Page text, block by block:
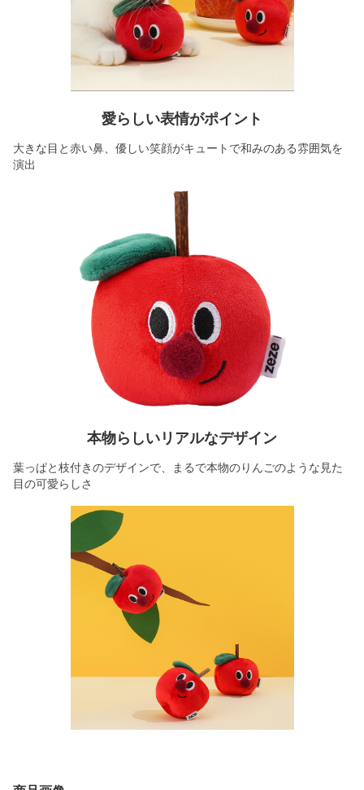
愛らしい表情がポイント
大きな目と赤い鼻、優しい笑顔がキュートで和みのある雰囲気を
演出
本物らしいリアルなデザイン
葉っぱと枝付きのデザインで、まるで本物のりんごのような見た
目の可愛らしさ